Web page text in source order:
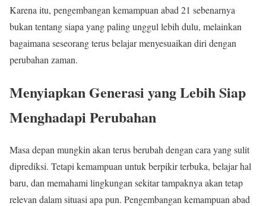
Karena itu, pengembangan kemampuan abad 21 sebenarnya
bukan tentang siapa yang paling unggul lebih dulu, melainkan
bagaimana seseorang terus belajar menyesuaikan diri dengan
perubahan zaman.
Menyiapkan Generasi yang Lebih Siap
Menghadapi Perubahan
Masa depan mungkin akan terus berubah dengan cara yang sulit
diprediksi. Tetapi kemampuan untuk berpikir terbuka, belajar hal
baru, dan memahami lingkungan sekitar tampaknya akan tetap
relevan dalam situasi apa pun. Pengembangan kemampuan abad